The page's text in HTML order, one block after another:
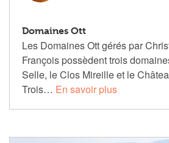
Domaines Ott
Les Domaines Ott gérés par
François possèdent trois
Selle, le Clos Mireille et le
Trois… En savoir plus